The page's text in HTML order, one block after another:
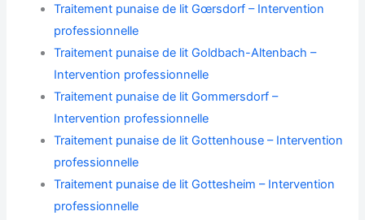
Traitement punaise de lit Gœrsdorf – Intervention
professionnelle
Traitement punaise de lit Goldbach-Altenbach –
Intervention professionnelle
Traitement punaise de lit Gommersdorf –
Intervention professionnelle
Traitement punaise de lit Gottenhouse – Intervention
professionnelle
Traitement punaise de lit Gottesheim – Intervention
professionnelle